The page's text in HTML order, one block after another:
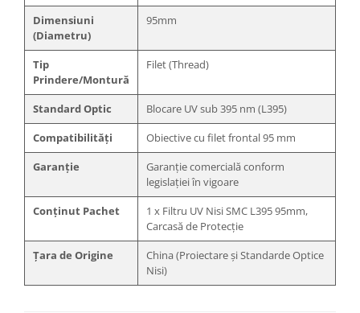
Dimensiuni
(Diametru)
95mm
Tip
Prindere/Montură
Filet (Thread)
Standard Optic Blocare UV sub395 nm (L395)
Compatibilități
Obiective cu filet frontal95 mm
Garanție
Garanție comercială conform
legislației în vigoare
Conținut Pachet
1 x Filtru UV Nisi SMC L395 95mm,
Carcasă de Protecție
Țara de Origine
China (Proiectare și Standarde Optice
Nisi)